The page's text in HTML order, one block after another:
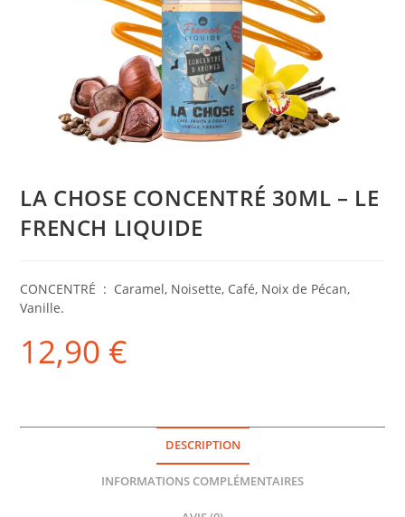
LA CHOSE CONCENTRÉ 30ML – LE
FRENCH LIQUIDE
CONCENTRÉ : Caramel, Noisette, Café, Noix de Pécan,
Vanille.
12,90 €
DESCRIPTION
INFORMATIONS COMPLÉMENTAIRES